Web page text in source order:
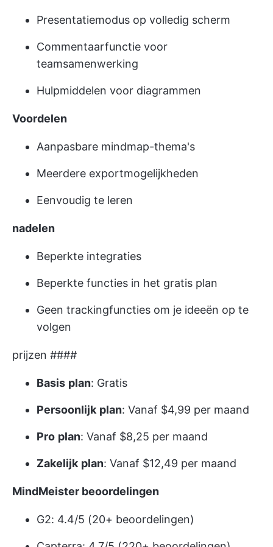
Presentatiemodus op volledig scherm
Commentaarfunctie voor
teamsamenwerking
Hulpmiddelen voor diagrammen
Voordelen
Aanpasbare mindmap-thema's
Meerdere exportmogelijkheden
Eenvoudig te leren
nadelen
Beperkte integraties
Beperkte functies in het gratis plan
Geen trackingfuncties om je ideeën op te
volgen
prijzen ####
Basis plan: Gratis
Persoonlijk plan: Vanaf $4,99 per maand
Pro plan: Vanaf $8,25 per maand
Zakelijk plan: Vanaf $12,49 per maand
MindMeister beoordelingen
G2: 4.4/5 (20+ beoordelingen)